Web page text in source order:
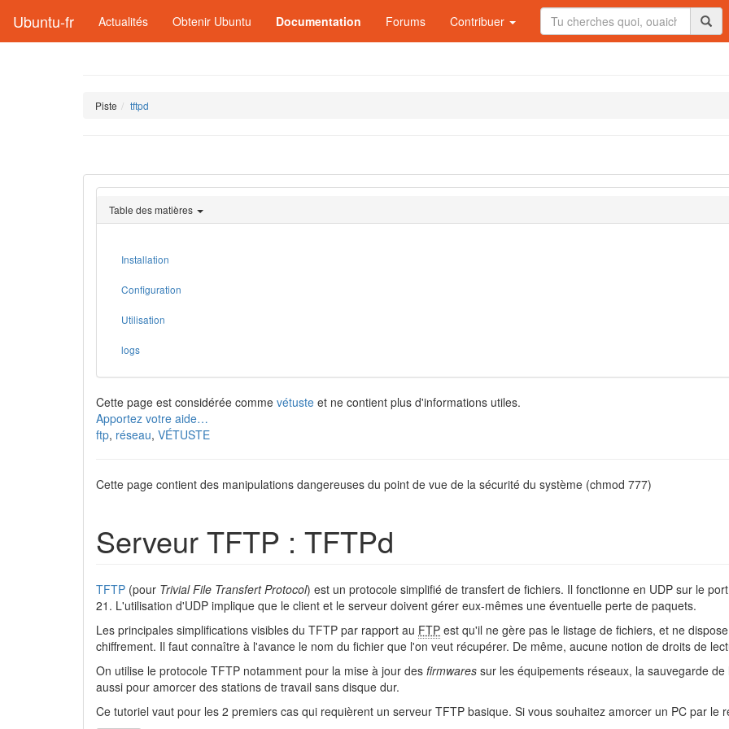
Ubuntu-fr Actualités Obtenir Ubuntu Documentation Forums Contribuer
Piste tftpd
Table des matières
Installation
Configuration
Utilisation
logs
Cette page est considérée comme vétuste et ne contient plus d'informations utiles.
Apportez votre aide…
ftp, réseau, VÉTUSTE
Cette page contient des manipulations dangereuses du point de vue de la sécurité du système (chmod 777)
Serveur TFTP : TFTPd
TFTP (pour Trivial File Transfert Protocol) est un protocole simplifié de transfert de fichiers. Il fonctionne en UDP sur le
21. L'utilisation d'UDP implique que le client et le serveur doivent gérer eux-mêmes une éventuelle perte de paquets.
Les principales simplifications visibles du TFTP par rapport au FTP est qu'il ne gère pas le listage de fichiers, et ne
chiffrement. Il faut connaître à l'avance le nom du fichier que l'on veut récupérer. De même, aucune notion de droits de
On utilise le protocole TFTP notamment pour la mise à jour des firmwares sur les équipements réseaux, la sauvegarde
aussi pour amorcer des stations de travail sans disque dur.
Ce tutoriel vaut pour les 2 premiers cas qui requièrent un serveur TFTP basique. Si vous souhaitez amorcer un PC par le